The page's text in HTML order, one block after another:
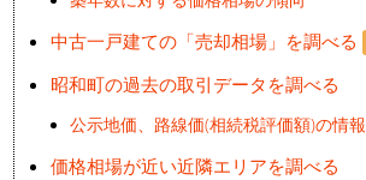
中古一戸建ての「売却相場」を調べる
昭和町の過去の取引データを調べる
公示地価、路線価(相続税評価額)の情報
価格相場が近い近隣エリアを調べる